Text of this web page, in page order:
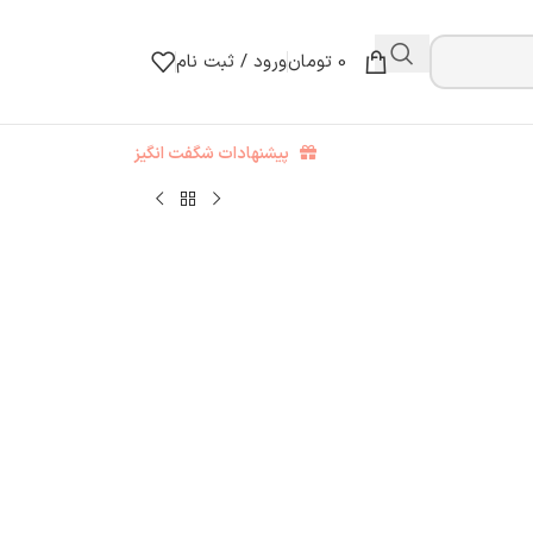
0 تومانورود / ثبت نام
پیشنهادات شگفت انگیز